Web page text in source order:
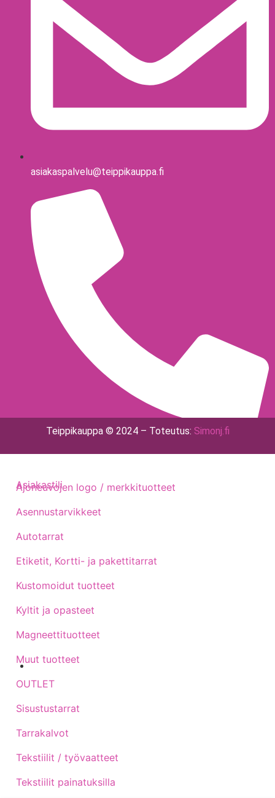
asiakaspalvelu@teippikauppa.fi
040 - 775 1513
Sijainti kartalla
Teippikauppa © 2024 – Toteutus: Simonj.fi
Ajoneuvojen logo / merkkituotteet
Asennustarvikkeet
Autotarrat
Etiketit, Kortti- ja pakettitarrat
Kustomoidut tuotteet
Kyltit ja opasteet
Magneettituotteet
Muut tuotteet
OUTLET
Sisustustarrat
Tarrakalvot
Tekstiilit / työvaatteet
Tekstiilit painatuksilla
Asiakastili